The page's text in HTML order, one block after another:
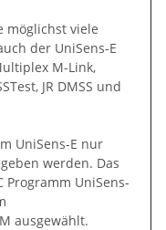
möglichst viele
der UniSens-E
M-Link,
JR DMSS und
UniSens-E nur
werden. Das
UniSens-
ausgewählt.